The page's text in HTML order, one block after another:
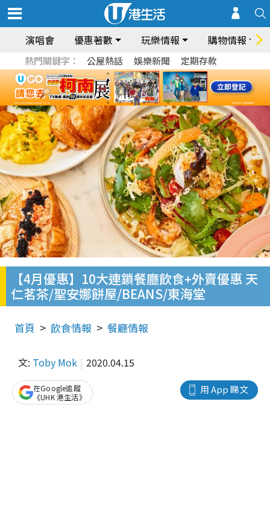
演唱會 優惠著數 玩樂情報 購物情報
熱門關鍵字： 公屋熱話 娛樂新聞 定期存款
【4月優惠】10大連鎖餐廳飲食+外賣優惠 天
仁茗茶/聖安娜餅屋/BEANS/東海堂
首頁 飲食情報 餐廳情報
文: Toby Mok 2020.04.15
用 App 睇文
在Google追蹤
《UHK 港生活》